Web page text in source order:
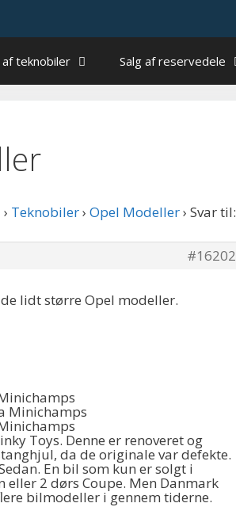
af teknobiler Salg af reservedele
› Teknobiler› Opel Modeller› Svar til:
#16202
lidt større Opel modeller.
Minichamps
Toys. Denne er renoveret og
da de originale var defekte.
En bil som kun er solgt i
eller 2 dørs Coupe. Men Danmark
bilmodeller i gennem tiderne.